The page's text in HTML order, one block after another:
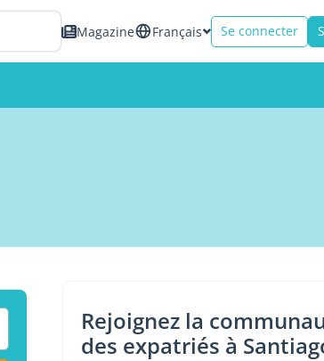
Magazine Français Se connecter
Rejoignez la
des expatriés à